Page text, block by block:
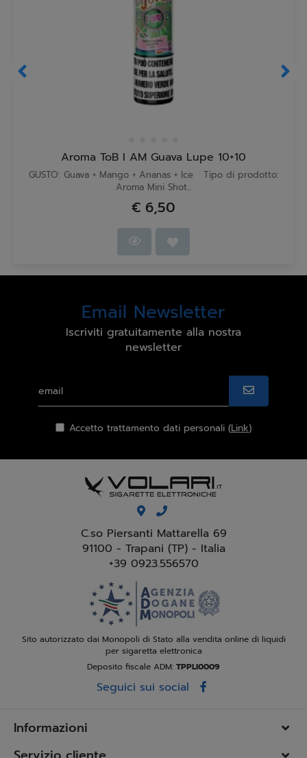
Aroma ToB I AM Guava Lupe 10+10
GUSTO: Guava + Mango + Ananas + Ice Tipo di prodotto:
Aroma Mini Shot...
€ 6,50
Email Newsletter
Iscriviti gratuitamente alla nostra
newsletter
Accetto trattamento dati personali (Link)
C.so Piersanti Mattarella 69
91100 - Trapani (TP) - Italia
+39 0923.556570
Sito autorizzato dai Monopoli di Stato alla vendita online di liquidi
per sigaretta elettronica
Deposito fiscale ADM: TPPLI0009
Seguici sui social
Informazioni